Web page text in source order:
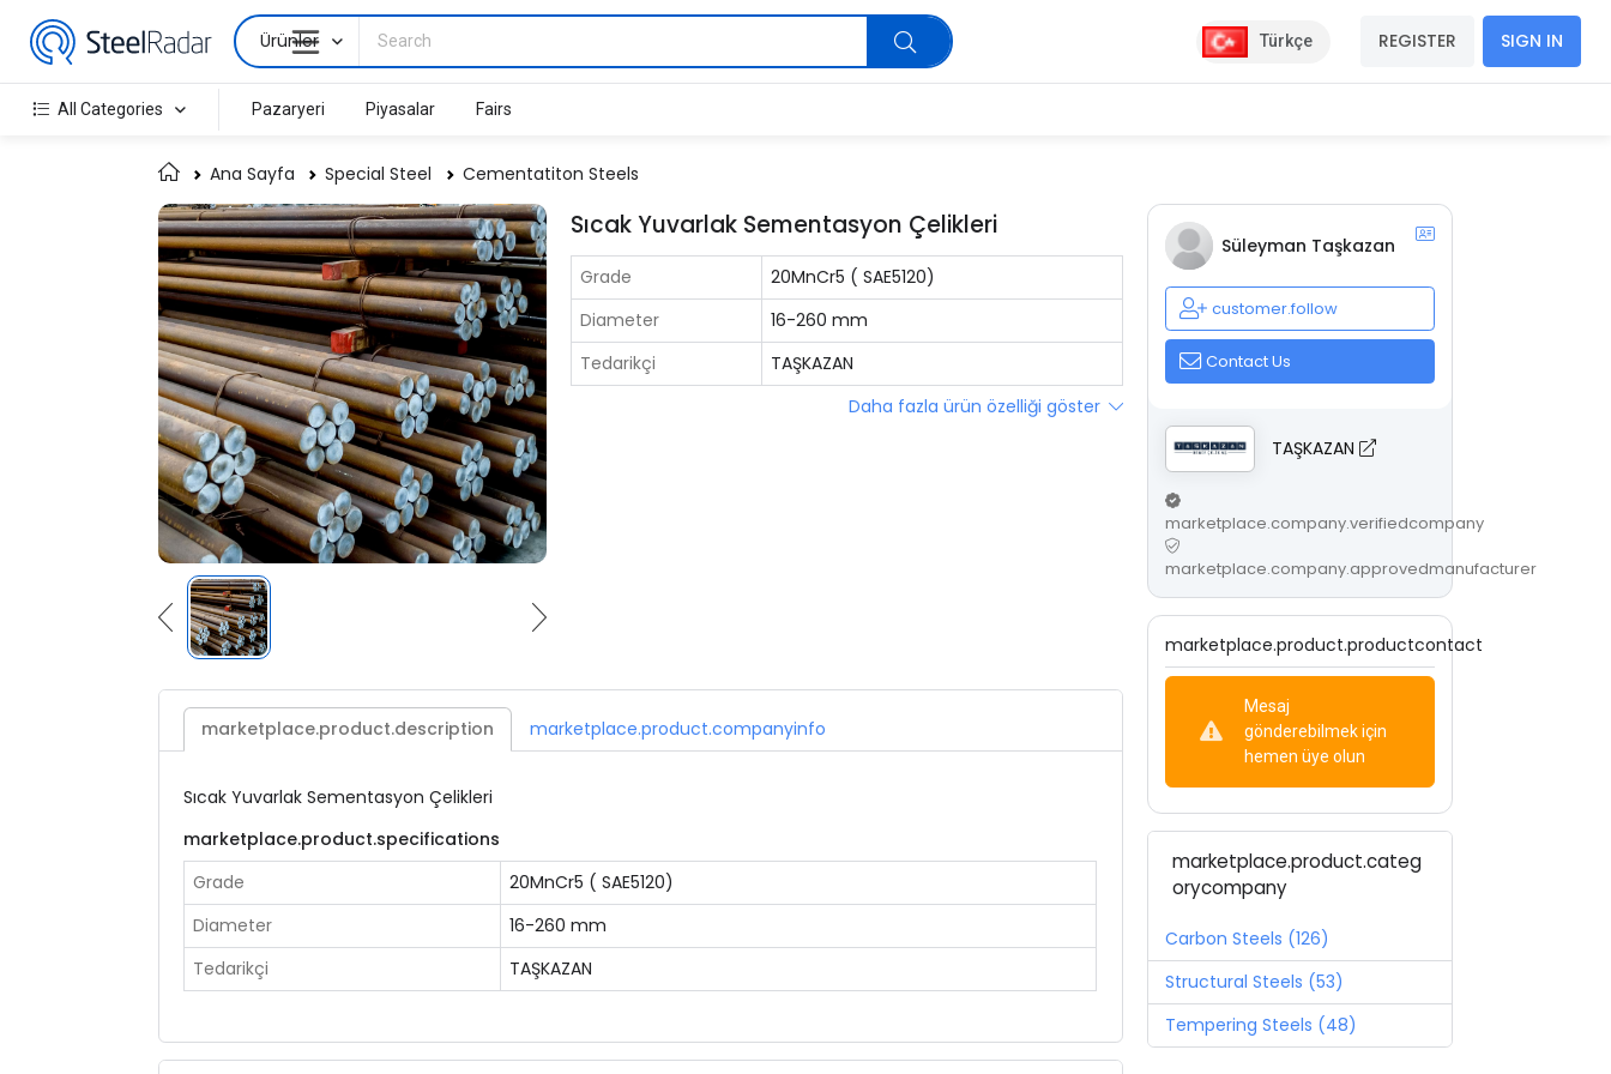
Ürünler Türkçe REGISTER SIGN IN
All Categories Pazaryeri Piyasalar Fairs
Ana Sayfa Special Steel Cementatiton Steels
Sıcak Yuvarlak Sementasyon Çelikleri
Grade
20MnCr5 ( SAE5120)
Diameter
16-260 mm
Tedarikçi
TAŞKAZAN
Daha fazla ürün özelliği göster
marketplace.product.description marketplace.product.companyinfo
Sıcak Yuvarlak Sementasyon Çelikleri
marketplace.product.specifications
Grade
20MnCr5 ( SAE5120)
Diameter
16-260 mm
Tedarikçi
TAŞKAZAN
Süleyman Taşkazan
customer.follow
Contact Us
TAŞKAZAN
marketplace.company.verifiedcompany
marketplace.company.approvedmanufacturer
marketplace.product.productcontact
Mesaj
gönderebilmek için
hemen üye olun
marketplace.product.categ
orycompany
Carbon Steels (126)
Structural Steels (53)
Tempering Steels (48)